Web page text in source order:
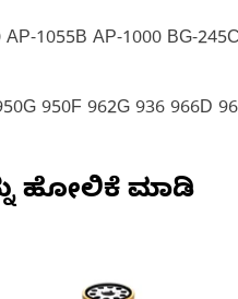
1055B AP-1000 BG-245C
950F 962G 936 966D
ಹೋಲಿಕೆ ಮಾಡಿ